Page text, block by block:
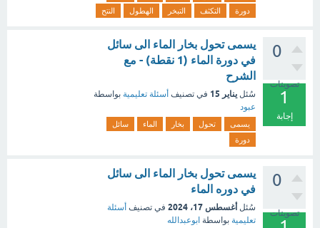
دورة
التكثف التبخر الهطول النتح
0
تصويتات
1
إجابة
يسمى تحول بخار الماء الى سائل
في دورة الماء (1 نقطة) - مع
الشرح
سُئل يناير 15 في تصنيف أسئلة تعليمية بواسطة
عبود
يسمى تحول بخار الماء
سائل
دورة
0
تصويتات
يسمى تحول بخار الماء الى سائل
في دوره الماء
سُئل أغسطس 17، 2024 في تصنيف أسئلة
تعليمية بواسطة ابوعبدالله